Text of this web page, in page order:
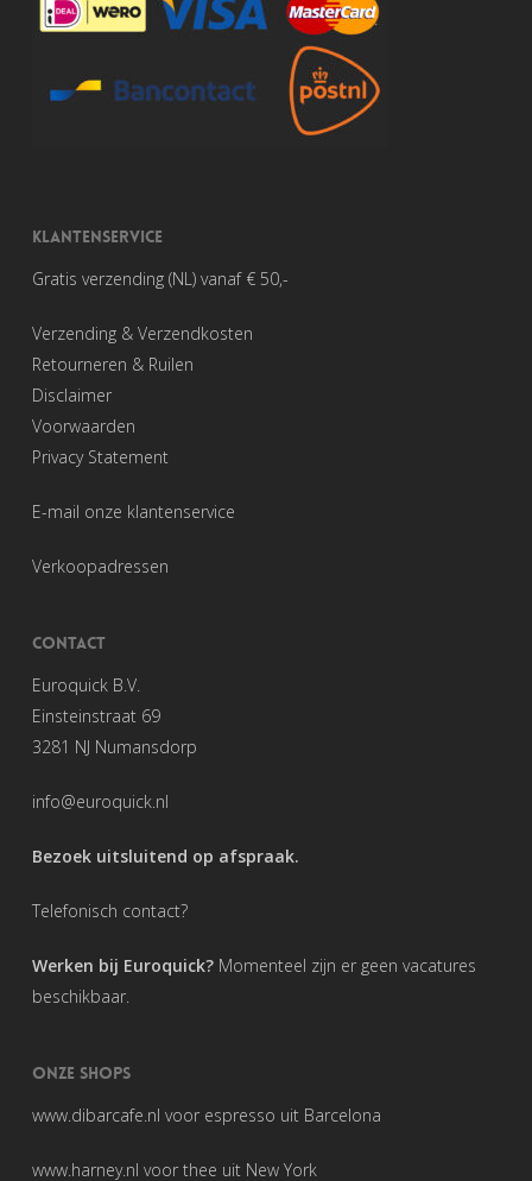
KLANTENSERVICE
Gratis verzending (NL) vanaf € 50,-
Verzending & Verzendkosten
Retourneren & Ruilen
Disclaimer
Voorwaarden
Privacy Statement
E-mail onze klantenservice
Verkoopadressen
CONTACT
Euroquick B.V.
Einsteinstraat 69
3281 NJ Numansdorp
info@euroquick.nl
Bezoek uitsluitend op afspraak.
Telefonisch contact?
Werken bij Euroquick? Momenteel zijn er geen vacatures
beschikbaar.
ONZE SHOPS
www.dibarcafe.nl voor espresso uit Barcelona
www.harney.nl voor thee uit New York